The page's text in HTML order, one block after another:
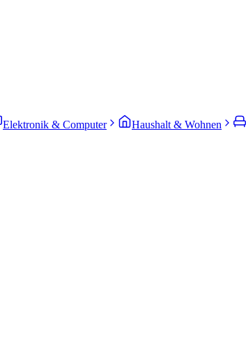
Elektronik & Computer Haushalt & Wohnen